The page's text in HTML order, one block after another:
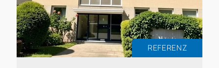
REFERENZ